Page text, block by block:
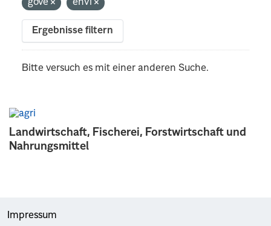
Landwirtschaft, Fischerei, Forstwirtschaft und
Nahrungsmittel
gove
envi
Ergebnisse filtern
Bitte versuch es mit einer anderen Suche.
Impressum